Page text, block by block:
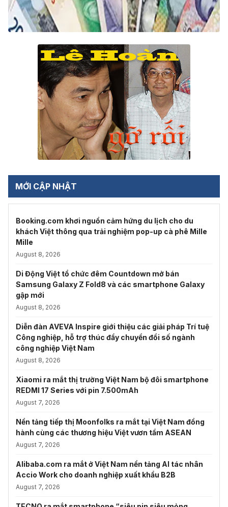
MỚI CẬP NHẬT
Booking.com khơi nguồn cảm hứng du lịch cho du
khách Việt thông qua trải nghiệm pop-up cà phê Mille
Mille
August 8, 2026
Di Động Việt tổ chức đêm Countdown mở bán
Samsung Galaxy Z Fold8 và các smartphone Galaxy
gập mới
August 8, 2026
Diễn đàn AVEVA Inspire giới thiệu các giải pháp Trí tuệ
Công nghiệp, hỗ trợ thúc đẩy chuyển đổi số ngành
công nghiệp Việt Nam
August 8, 2026
Xiaomi ra mắt thị trường Việt Nam bộ đôi smartphone
REDMI 17 Series với pin 7.500mAh
August 7, 2026
Nền tảng tiếp thị Moonfolks ra mắt tại Việt Nam đồng
hành cùng các thương hiệu Việt vươn tầm ASEAN
August 7, 2026
Alibaba.com ra mắt ở Việt Nam nền tảng AI tác nhân
Accio Work cho doanh nghiệp xuất khẩu B2B
August 7, 2026